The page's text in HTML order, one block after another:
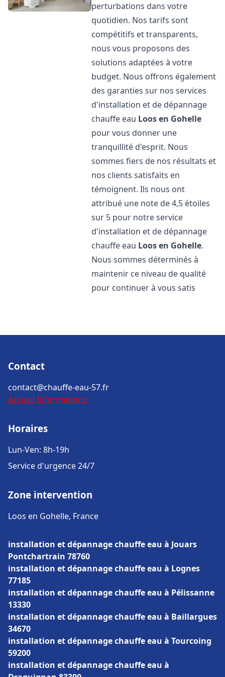
perturbations dans votre
quotidien. Nos tarifs sont
compétitifs et transparents,
nous vous proposons des
solutions adaptées à votre
budget. Nous offrons également
des garanties sur nos services
d'installation et de dépannage
chauffe eau Loos en Gohelle
pour vous donner une
tranquillité d'esprit. Nous
sommes fiers de nos résultats et
nos clients satisfaits en
témoignent. Ils nous ont
attribué une note de 4,5 étoiles
sur 5 pour notre service
d'installation et de dépannage
chauffe eau Loos en Gohelle.
Nous sommes déterminés à
maintenir ce niveau de qualité
pour continuer à vous satis
Contact
contact@chauffe-eau-57.fr
Accueil Informations
Horaires
Lun-Ven: 8h-19h
Service d'urgence 24/7
Zone intervention
Loos en Gohelle, France
installation et dépannage chauffe eau à Jouars
Pontchartrain 78760
installation et dépannage chauffe eau à Lognes
77185
installation et dépannage chauffe eau à Pélissanne
13330
installation et dépannage chauffe eau à Baillargues
34670
installation et dépannage chauffe eau à Tourcoing
59200
installation et dépannage chauffe eau à